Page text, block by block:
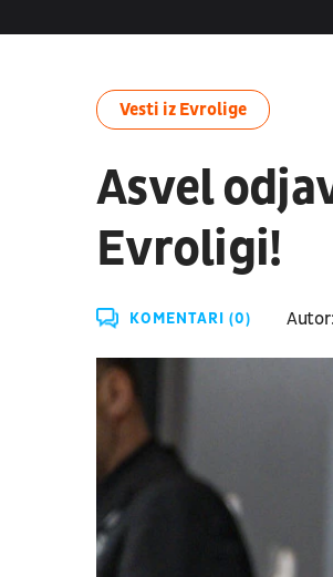
Vesti iz Evrolige
Asvel
Evroligi!
KOMENTARI (0) Autor: